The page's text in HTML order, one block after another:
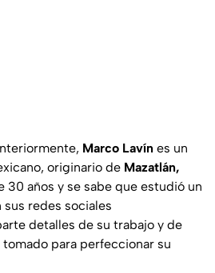
Marco Lavín es un
originario de Mazatlán,
30 años y se sabe que estudió un
sus redes sociales
detalles de su trabajo y de
para perfeccionar su